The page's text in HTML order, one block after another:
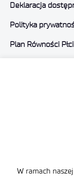
W ramach
Deklaracja
Polityka
Plan Równości Płci